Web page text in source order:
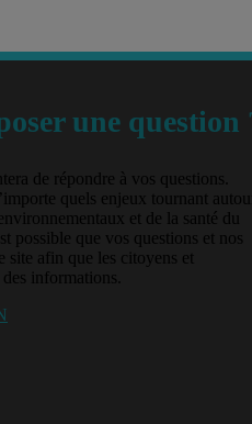
une question
de répondre à vos questions.
quels enjeux tournant
et de la santé du
possible que vos questions et nos
site afin que les citoyens et
informations.